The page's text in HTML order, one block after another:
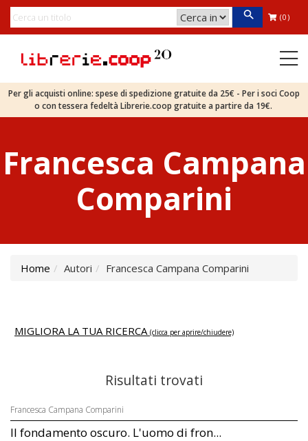
(0)
Per gli acquisti online: spese di spedizione gratuite da 25€ - Per i soci Coop
o con tessera fedeltà Librerie.coop gratuite a partire da 19€.
Francesca Campana
Comparini
Home Autori Francesca Campana Comparini
MIGLIORA LA TUA RICERCA (clicca per aprire/chiudere)
Risultati trovati
Francesca Campana Comparini
Il fondamento oscuro. L'uomo di fron...